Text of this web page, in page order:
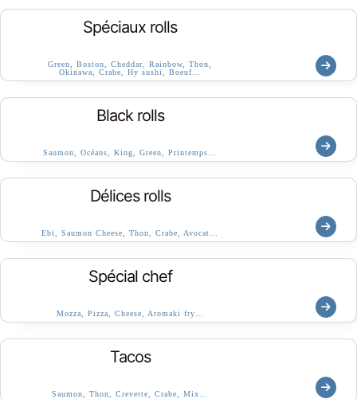
Spéciaux rolls
Green, Boston, Cheddar, Rainbow, Thon,
Okinawa, Crabe, Hy sushi, Boeuf…
Black rolls
Saumon, Océans, King, Green, Printemps…
Délices rolls
Ebi, Saumon Cheese, Thon, Crabe, Avocat…
Spécial chef
Mozza, Pizza, Cheese, Aromaki fry…
Tacos
Saumon, Thon, Crevette, Crabe, Mix…